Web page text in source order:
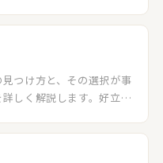
つけ方と、その選択が事
しく解説します。好立地